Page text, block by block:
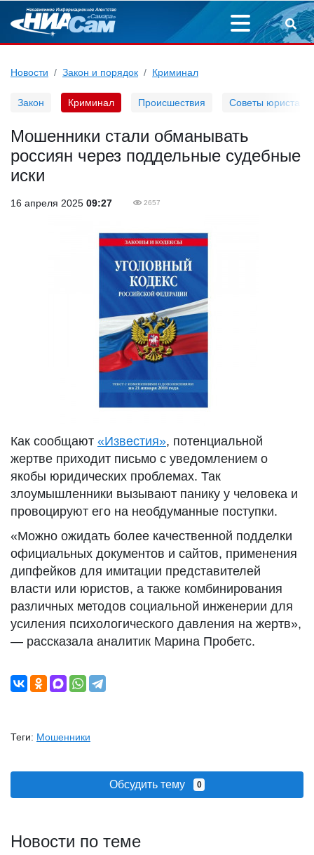
Новости Закон и порядок Криминал
Закон Криминал Происшествия Советы юриста
Мошенники стали обманывать
россиян через поддельные судебные
иски
16 апреля 2025 09:27 2657
Как сообщают «Известия», потенциальной
жертве приходит письмо с уведомлением о
якобы юридических проблемах. Так
злоумышленники вызывают панику у человека и
провоцируют его на необдуманные поступки.
«Можно ожидать более качественной подделки
официальных документов и сайтов, применения
дипфейков для имитации представителей
власти или юристов, а также комбинирования
различных методов социальной инженерии для
усиления психологического давления на жертв»,
— рассказала аналитик Марина Пробетс.
Теги: Мошенники
Обсудить тему 0
Новости по теме